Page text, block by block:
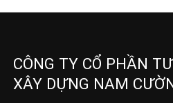
CÔNG TY CỔ PHẦN
XÂY DỰNG NAM